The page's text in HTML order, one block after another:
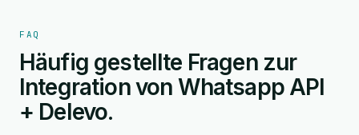
FAQ
Häufig gestellte Fragen zur
Integration von Whatsapp API
+ Delevo.